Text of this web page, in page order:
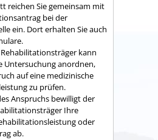
reichen Sie gemeinsam mit
bei der
ein. Dort erhalten Sie auch
kann
Untersuchung anordnen,
auf eine medizinische
zu prüfen.
Anspruchs bewilligt der
Ihre
oder
ab.